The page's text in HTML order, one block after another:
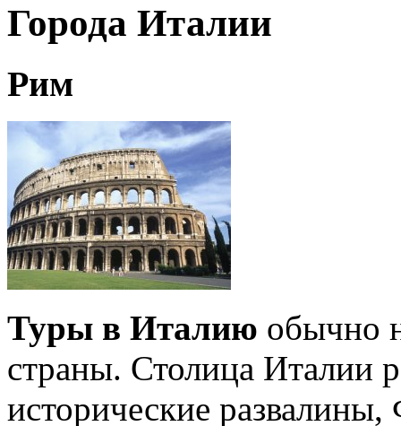
Города Италии
Рим
Туры в Италию обычно
страны. Столица Италии
исторические